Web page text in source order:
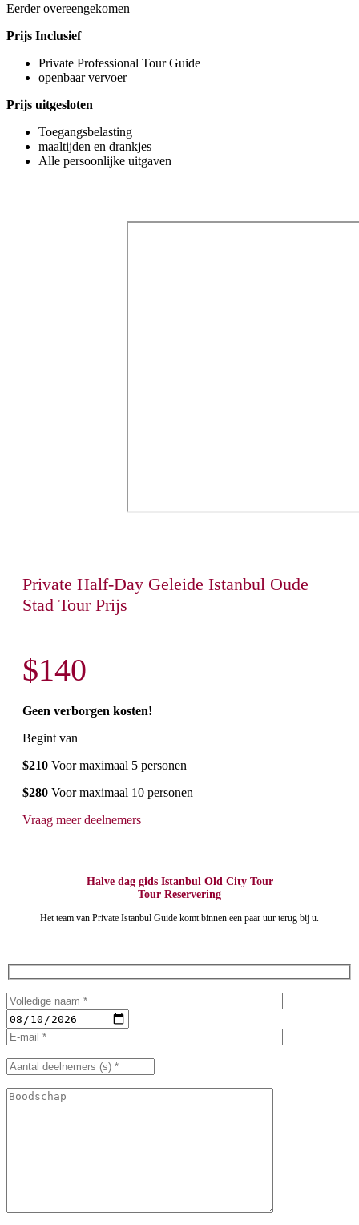
Eerder overeengekomen
Prijs Inclusief
Private Professional Tour Guide
openbaar vervoer
Prijs uitgesloten
Toegangsbelasting
maaltijden en drankjes
Alle persoonlijke uitgaven
Private Half-Day Geleide Istanbul Oude
Stad Tour Prijs
$140
Geen verborgen kosten!
Begint van
$210 Voor maximaal 5 personen
$280 Voor maximaal 10 personen
Vraag meer deelnemers
Halve dag gids Istanbul Old City Tour
Tour Reservering
Het team van Private Istanbul Guide komt binnen een paar uur terug bij u.